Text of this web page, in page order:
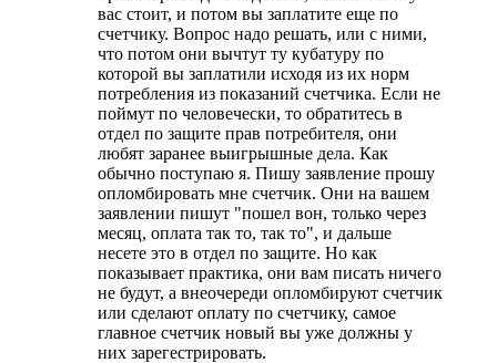
вас стоит, и потом вы заплатите еще по
счетчику. Вопрос надо решать, или с ними,
что потом они вычтут ту кубатуру по
которой вы заплатили исходя из их норм
потребления из показаний счетчика. Если не
поймут по человечески, то обратитесь в
отдел по защите прав потребителя, они
любят заранее выигрышные дела. Как
обычно поступаю я. Пишу заявление прошу
опломбировать мне счетчик. Они на вашем
заявлении пишут "пошел вон, только через
месяц, оплата так то, так то", и дальше
несете это в отдел по защите. Но как
показывает практика, они вам писать ничего
не будут, а внеочереди опломбируют счетчик
или сделают оплату по счетчику, самое
главное счетчик новый вы уже должны у
них зарегестрировать.